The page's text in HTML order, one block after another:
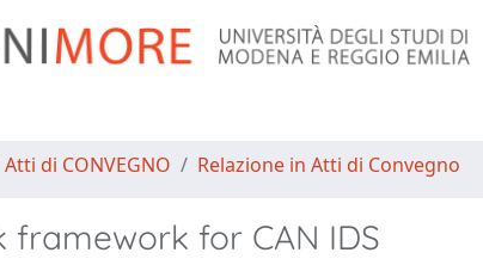
Atti di CONVEGNO Relazione in Atti di Convegno
framework for CAN IDS